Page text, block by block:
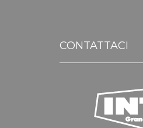
CONTATTACI